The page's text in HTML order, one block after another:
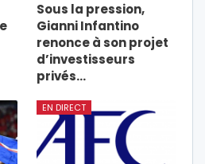
Sous la pression,
Gianni Infantino
renonce à son projet
d’investisseurs
privés…
EN DIRECT